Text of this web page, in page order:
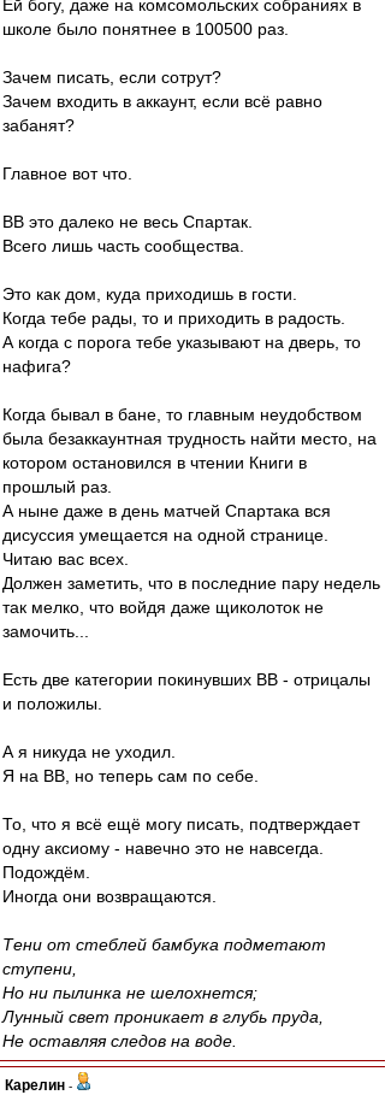
Ей богу, даже на комсомольских собраниях в
школе было понятнее в 100500 раз.
Зачем писать, если сотрут?
Зачем входить в аккаунт, если всё равно
забанят?
Главное вот что.
ВВ это далеко не весь Спартак.
Всего лишь часть сообщества.
Это как дом, куда приходишь в гости.
Когда тебе рады, то и приходить в радость.
А когда с порога тебе указывают на дверь, то
нафига?
Когда бывал в бане, то главным неудобством
была безаккаунтная трудность найти место, на
котором остановился в чтении Книги в
прошлый раз.
А ныне даже в день матчей Спартака вся
дисуссия умещается на одной странице.
Читаю вас всех.
Должен заметить, что в последние пару недель
так мелко, что войдя даже щиколоток не
замочить...
Есть две категории покинувших ВВ - отрицалы
и положилы.
А я никуда не уходил.
Я на ВВ, но теперь сам по себе.
То, что я всё ещё могу писать, подтверждает
одну аксиому - навечно это не навсегда.
Подождём.
Иногда они возвращаются.
Тени от стеблей бамбука подметают
ступени,
Но ни пылинка не шелохнется;
Лунный свет проникает в глубь пруда,
Не оставляя следов на воде.
Карелин -